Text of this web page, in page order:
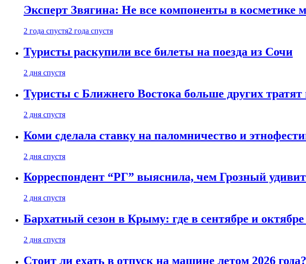
Эксперт Звягина: Не все компоненты в косметике
2 года спустя2 года спустя
Туристы раскупили все билеты на поезда из Сочи
2 дня спустя
Туристы с Ближнего Востока больше других
2 дня спустя
Коми сделала ставку на паломничество и
2 дня спустя
Корреспондент “РГ” выяснила, чем Грозный
2 дня спустя
Бархатный сезон в Крыму: где в сентябре и октябре
2 дня спустя
Стоит ли ехать в отпуск на машине летом 2026 года?